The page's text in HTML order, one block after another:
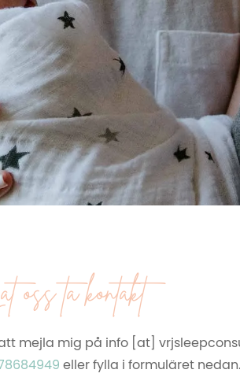
oss ta kontakt
mejla mig på info [at]
eller fylla i formuläret nedan.